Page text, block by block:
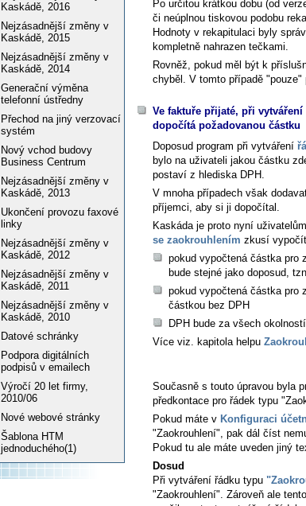
Kaskádě, 2016
Nejzásadnější změny v
Kaskádě, 2015
Nejzásadnější změny v
Kaskádě, 2014
Generační výměna
telefonní ústředny
Přechod na jiný verzovací
systém
Nový vchod budovy
Business Centrum
Nejzásadnější změny v
Kaskádě, 2013
Ukončení provozu faxové
linky
Nejzásadnější změny v
Kaskádě, 2012
Nejzásadnější změny v
Kaskádě, 2011
Nejzásadnější změny v
Kaskádě, 2010
Datové schránky
Podpora digitálních
podpisů v emailech
Výročí 20 let firmy,
2010/06
Nové webové stránky
Šablona HTM
jednoduchého(1)
Po určitou krátkou dobu (od
či neúplnou tiskovou podobu
Hodnoty v rekapitulaci byly
kompletně nahrazen tečkami.
Rovněž, pokud měl být k
chyběl. V tomto případě
Ve faktuře přijaté, při
dopočítá požadovanou částku
Doposud program při vytváření
bylo na uživateli jakou částku
postaví z hlediska DPH.
V mnoha případech však
příjemci, aby si ji dopočítal.
Kaskáda je proto nyní
se zaokrouhlením zkusí
pokud vypočtená částka pro
bude stejné jako doposud,
pokud vypočtená částka pro
částkou bez DPH
DPH bude za všech
Více viz. kapitola helpu
Současně s touto úpravou byla
předkontace pro řádek typu
Pokud máte v Konfiguraci
"Zaokrouhlení", pak dál číst
Pokud tu ale máte uveden jiný
Dosud
Při vytváření řádku typu
"Zaokrouhlení". Zároveň ale